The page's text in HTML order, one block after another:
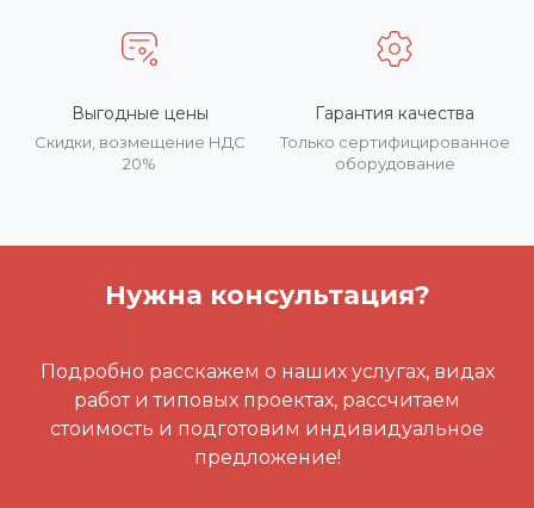
Выгодные цены
Скидки, возмещение НДС
20%
Гарантия качества
Только сертифицированное
оборудование
Нужна консультация?
Подробно расскажем о наших услугах, видах
работ и типовых проектах, рассчитаем
стоимость и подготовим индивидуальное
предложение!